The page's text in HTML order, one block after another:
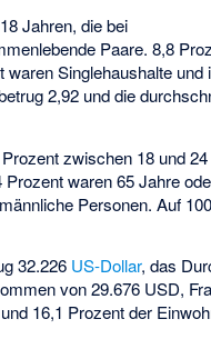
Jahren, die bei
Paare. 8,8
Singlehaushalte
2,92 und die
zwischen 18 und
waren 65 Jahre
Personen. Auf
32.226 US-Dollar, das
von 29.676 USD,
16,1 Prozent der